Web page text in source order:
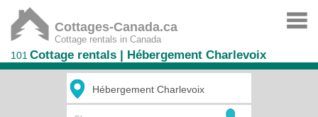
Cottages-Canada.ca
Cottage rentals in Canada
101 Cottage rentals | Hébergement Charlevoix